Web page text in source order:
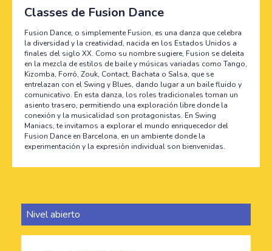
Classes de Fusion Dance
Fusion Dance, o simplemente Fusion, es una danza que celebra
la diversidad y la creatividad, nacida en los Estados Unidos a
finales del siglo XX. Como su nombre sugiere, Fusion se deleita
en la mezcla de estilos de baile y músicas variadas como Tango,
Kizomba, Forró, Zouk, Contact, Bachata o Salsa, que se
entrelazan con el Swing y Blues, dando lugar a un baile fluido y
comunicativo. En esta danza, los roles tradicionales toman un
asiento trasero, permitiendo una exploración libre donde la
conexión y la musicalidad son protagonistas. En Swing
Maniacs, te invitamos a explorar el mundo enriquecedor del
Fusion Dance en Barcelona, en un ambiente donde la
experimentación y la expresión individual son bienvenidas.
Nivel abierto